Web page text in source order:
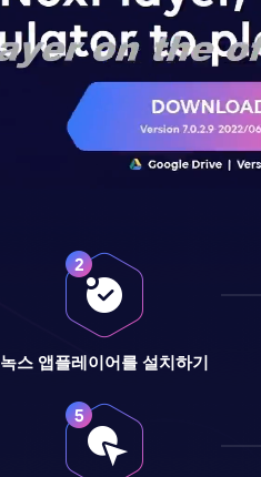
녹스 앱플레이어를 설치하기